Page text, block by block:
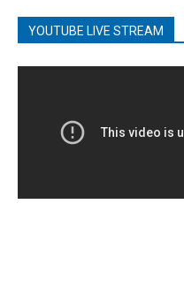
YOUTUBE LIVE STREAM